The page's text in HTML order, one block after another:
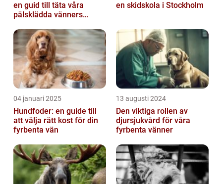
en guid till täta våra
pälsklädda vänners
en skidskola i Stockholm
04 januari 2025
Hundfoder: en guide till
att välja rätt kost för din
fyrbenta vän
13 augusti 2024
Den viktiga rollen av
djursjukvård för våra
fyrbenta vänner